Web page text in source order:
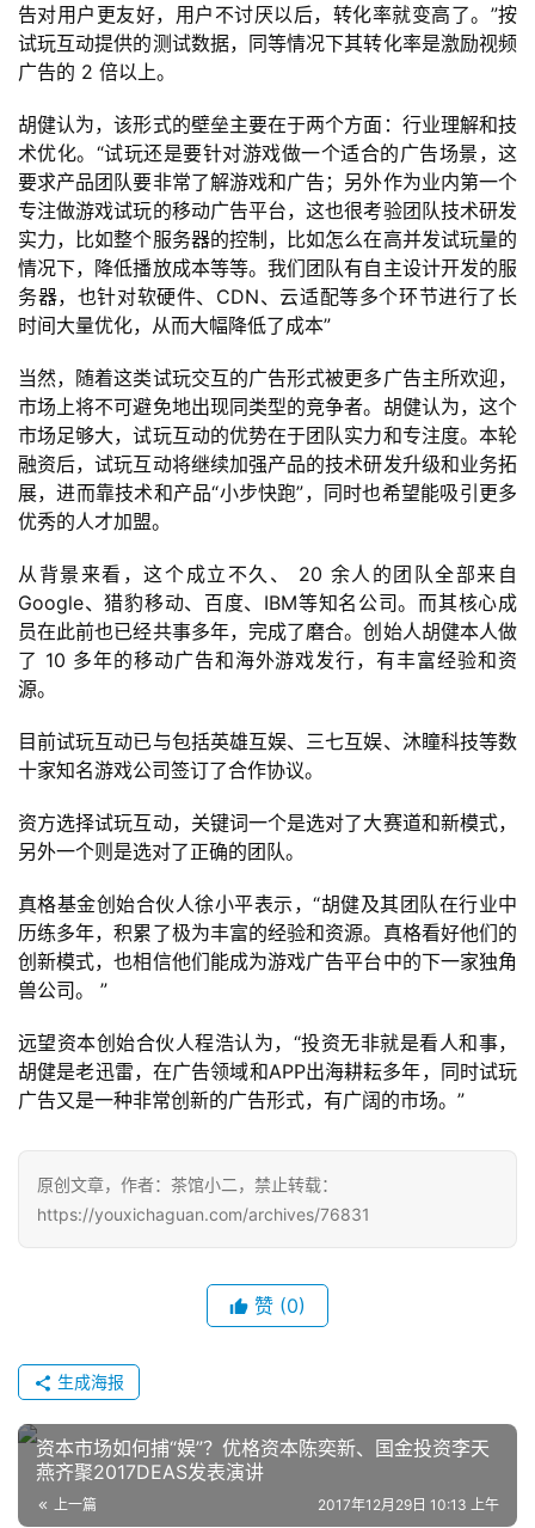
手
机
戏
单
机
游
戏
闲
游
戏
2
0
2
5
第
十
三
届
金
茶
7
月
3
0
日
游
接
海
中
告对用户更友好，用户不讨厌以后，转化率就变高了。 ”按
试玩互动提供的测试数据，同等情况下其转化率是激励视频
广告的 2 倍以上。
胡健认为，该形式的壁垒主要在于两个方面：行业理解和技
术优化。 “试玩还是要针对游戏做一个适合的广告场景，这
要求产品团队要非常了解游戏和广告；另外作为业内第一个
专注做游戏试玩的移动广告平台，这也很考验团队技术研发
实力，比如整个服务器的控制，比如怎么在高并发试玩量的
情况下，降低播放成本等等。我们团队有自主设计开发的服
务器，也针对软硬件、 CDN、云适配等多个环节进行了长
时间大量优化，从而大幅降低了成本”
当然，随着这类试玩交互的广告形式被更多广告主所欢迎，
市场上将不可避免地出现同类型的竞争者。胡健认为，这个
市场足够大，试玩互动的优势在于团队实力和专注度。本轮
融资后，试玩互动将继续加强产品的技术研发升级和业务拓
展，进而靠技术和产品“小步快跑”，同时也希望能吸引更多
优秀的人才加盟。
从背景来看，这个成立不久、 20 余人的团队全部来自
Google、猎豹移动、百度、 IBM等知名公司。而其核心成
员在此前也已经共事多年，完成了磨合。创始人胡健本人做
了 10 多年的移动广告和海外游戏发行，有丰富经验和资
源。
目前试玩互动已与包括英雄互娱、三七互娱、沐瞳科技等数
十家知名游戏公司签订了合作协议。
资方选择试玩互动，关键词一个是选对了大赛道和新模式，
另外一个则是选对了正确的团队。
真格基金创始合伙人徐小平表示，“胡健及其团队在行业中
历练多年，积累了极为丰富的经验和资源。真格看好他们的
创新模式，也相信他们能成为游戏广告平台中的下一家独角
兽公司。
”
远望资本创始合伙人程浩认为， “投资无非就是看人和事，
胡健是老迅雷，在广告领域和APP出海耕耘多年，同时试玩
广告又是一种非常创新的广告形式，有广阔的市场。 ”
原创文章，作者：茶馆小二，禁止转载：
https://youxichaguan.com/archives/76831
赞 (0)
生成海报
资本市场如何捕“娱”？优格资本陈奕新、国金投资李天
燕齐聚2017DEAS发表演讲
上一篇 2017年12月29日 10:13 上午